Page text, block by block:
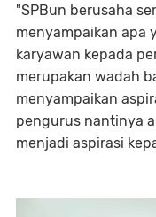
"SPBun berusaha
menyampaikan apa
karyawan kepada
merupakan wadah
menyampaikan
pengurus nantinya
menjadi aspirasi